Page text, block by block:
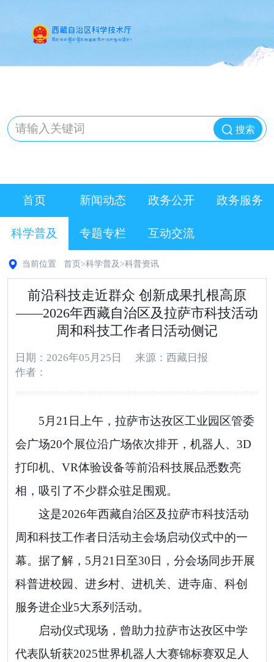
搜索
首页 新闻动态 政务公开 政务服务
科学普及 专题专栏 互动交流
当前位置 首页 >科学普及 >科普资讯
前沿科技走近群众 创新成果扎根高原
——2026年西藏自治区及拉萨市科技活动
周和科技工作者日活动侧记
日期：2026年05月25日
来源：西藏日报
作者：
5月21日上午，拉萨市达孜区工业园区管委
会广场20个展位沿广场依次排开，机器人、3D
打印机、VR体验设备等前沿科技展品悉数亮
相，吸引了不少群众驻足围观。
这是2026年西藏自治区及拉萨市科技活动
周和科技工作者日活动主会场启动仪式中的一
幕。据了解，5月21日至30日，分会场同步开展
科普进校园、进乡村、进机关、进寺庙、科创
服务进企业5大系列活动。
启动仪式现场，曾助力拉萨市达孜区中学
代表队斩获2025世界机器人大赛锦标赛双足人